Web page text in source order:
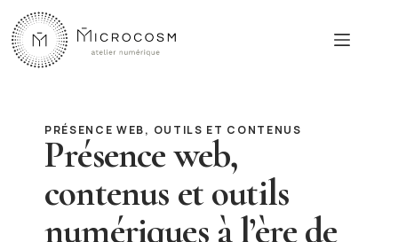
contenu
PRÉSENCE WEB, OUTILS ET CONTENUS
Présence web,
contenus et outils
numériques à l’ère de